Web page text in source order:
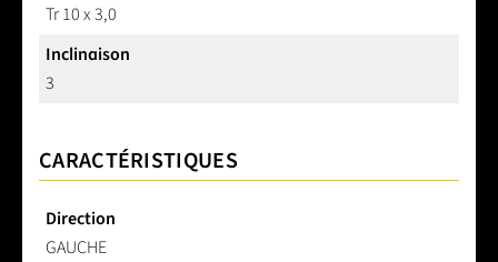
Tr 10 x 3,0
Inclinaison
3
CARACTÉRISTIQUES
Direction
GAUCHE